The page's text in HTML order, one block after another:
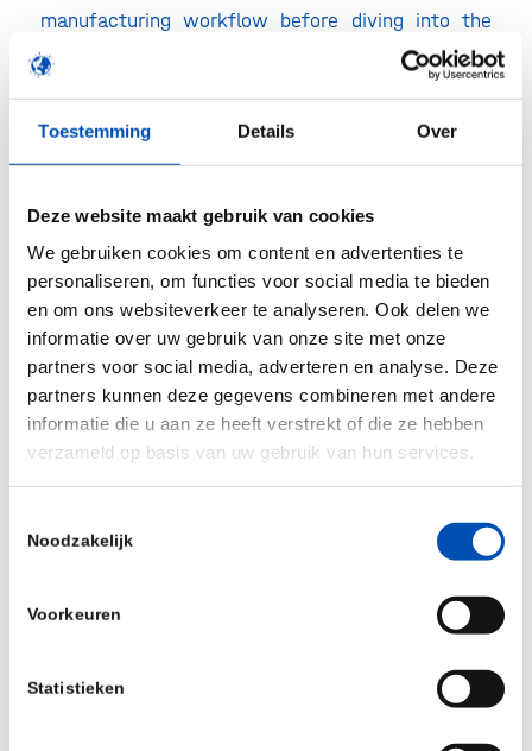
Toestemming Details Over
Deze website maakt gebruik van cookies
We gebruiken cookies om content en advertenties te
personaliseren, om functies voor social media te bieden
en om ons websiteverkeer te analyseren. Ook delen we
informatie over uw gebruik van onze site met onze
partners voor social media, adverteren en analyse. Deze
partners kunnen deze gegevens combineren met andere
informatie die u aan ze heeft verstrekt of die ze hebben
verzameld op basis van uw gebruik van hun services.
Noodzakelijk
Voorkeuren
Statistieken
manufacturing workflow before diving into the
individual development stages. Lindsay will
adapted to suspension culture and how the
resulting cell line was established and
Register now
If you work in viral vector process development
or manufacturing and want to understand how
systematic development strategies can support
scalable LV production, this session will provide
practical insights.
Register nowto secure your place and join the
Deel dit stuk